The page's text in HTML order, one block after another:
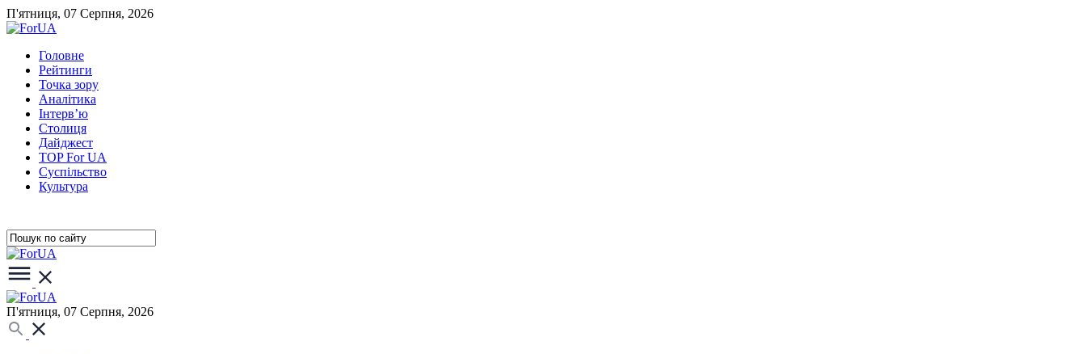
П'ятниця, 07 Серпня, 2026
Головне
Рейтинги
Точка зору
Аналітика
Інтерв’ю
Столиця
Дайджест
TOP For UA
Суспiльство
Культура
П'ятниця, 07 Серпня, 2026